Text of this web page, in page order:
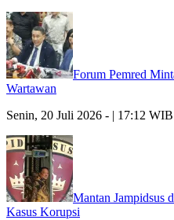
Forum Pemred
Wartawan
Senin, 20 Juli 2026 - | 17:12 WIB
Mantan Jampidsus
Kasus Korupsi